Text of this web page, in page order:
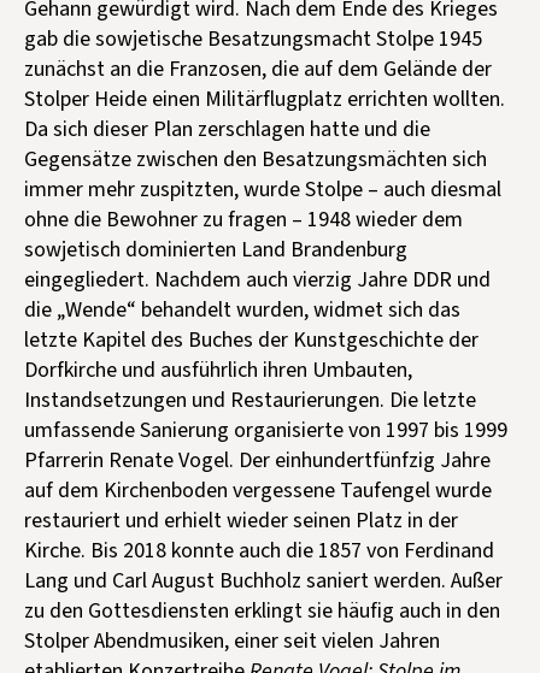
Gehann gewürdigt wird. Nach dem Ende des Krieges
gab die sowjetische Besatzungsmacht Stolpe 1945
zunächst an die Franzosen, die auf dem Gelände der
Stolper Heide einen Militärflugplatz errichten wollten.
Da sich dieser Plan zerschlagen hatte und die
Gegensätze zwischen den Besatzungsmächten sich
immer mehr zuspitzten, wurde Stolpe – auch diesmal
ohne die Bewohner zu fragen – 1948 wieder dem
sowjetisch dominierten Land Brandenburg
eingegliedert. Nachdem auch vierzig Jahre DDR und
die „Wende“ behandelt wurden, widmet sich das
letzte Kapitel des Buches der Kunstgeschichte der
Dorfkirche und ausführlich ihren Umbauten,
Instandsetzungen und Restaurierungen. Die letzte
umfassende Sanierung organisierte von 1997 bis 1999
Pfarrerin Renate Vogel. Der einhundertfünfzig Jahre
auf dem Kirchenboden vergessene Taufengel wurde
restauriert und erhielt wieder seinen Platz in der
Kirche. Bis 2018 konnte auch die 1857 von Ferdinand
Lang und Carl August Buchholz saniert werden. Außer
zu den Gottesdiensten erklingt sie häufig auch in den
Stolper Abendmusiken, einer seit vielen Jahren